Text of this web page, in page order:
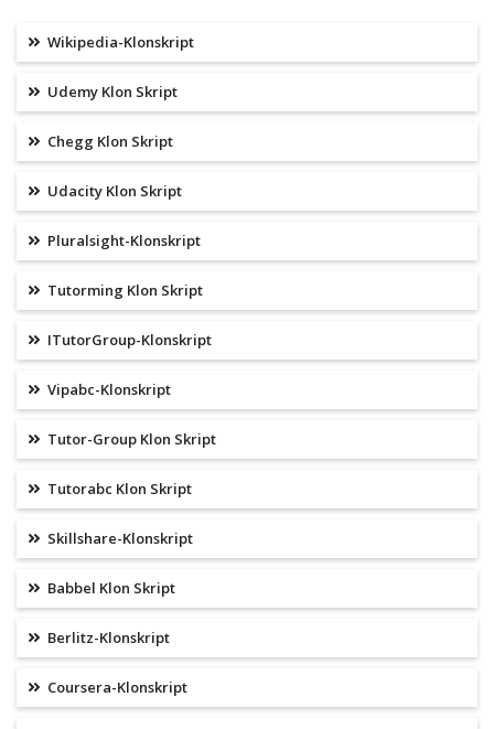
Wikipedia-Klonskript
Udemy Klon Skript
Chegg Klon Skript
Udacity Klon Skript
Pluralsight-Klonskript
Tutorming Klon Skript
ITutorGroup-Klonskript
Vipabc-Klonskript
Tutor-Group Klon Skript
Tutorabc Klon Skript
Skillshare-Klonskript
Babbel Klon Skript
Berlitz-Klonskript
Coursera-Klonskript